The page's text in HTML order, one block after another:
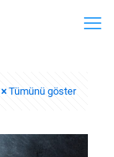
Tümünü göster